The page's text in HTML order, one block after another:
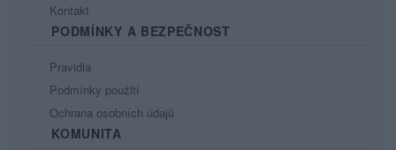
Kontakt
PODMÍNKY A BEZPEČNOST
Pravidla
Podmínky použití
Ochrana osobních údajů
KOMUNITA